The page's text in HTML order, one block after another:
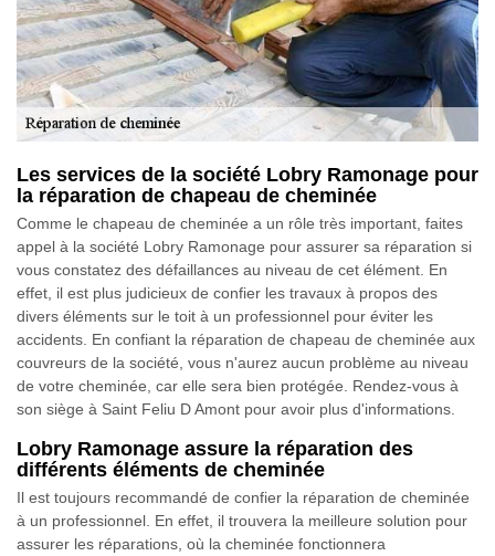
Les services de la société Lobry Ramonage pour
la réparation de chapeau de cheminée
Comme le chapeau de cheminée a un rôle très important, faites
appel à la société Lobry Ramonage pour assurer sa réparation si
vous constatez des défaillances au niveau de cet élément. En
effet, il est plus judicieux de confier les travaux à propos des
divers éléments sur le toit à un professionnel pour éviter les
accidents. En confiant la réparation de chapeau de cheminée aux
couvreurs de la société, vous n'aurez aucun problème au niveau
de votre cheminée, car elle sera bien protégée. Rendez-vous à
son siège à Saint Feliu D Amont pour avoir plus d'informations.
Lobry Ramonage assure la réparation des
différents éléments de cheminée
Il est toujours recommandé de confier la réparation de cheminée
à un professionnel. En effet, il trouvera la meilleure solution pour
assurer les réparations, où la cheminée fonctionnera